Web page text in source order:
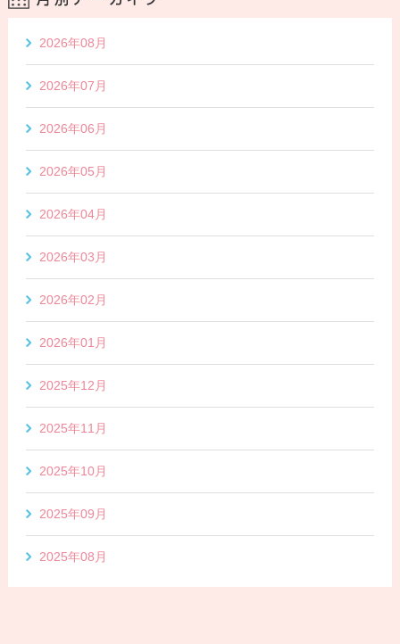
2026年08月
2026年07月
2026年06月
2026年05月
2026年04月
2026年03月
2026年02月
2026年01月
2025年12月
2025年11月
2025年10月
2025年09月
2025年08月